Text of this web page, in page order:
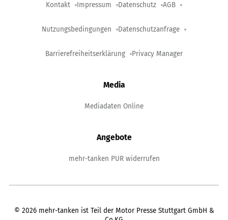
Kontakt Impressum Datenschutz AGB
Nutzungsbedingungen Datenschutzanfrage
Barrierefreiheitserklärung Privacy Manager
Media
Mediadaten Online
Angebote
mehr-tanken PUR widerrufen
© 2026 mehr-tanken ist Teil der Motor Presse Stuttgart GmbH &